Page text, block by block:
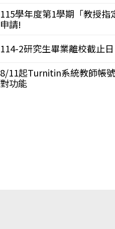
115學年度第1學期「教授
申請!
114-2研究生畢業離校截止
8/11起Turnitin系統教師帳
對功能